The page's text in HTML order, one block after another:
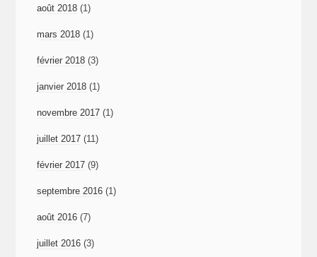
août 2018 (1)
mars 2018 (1)
février 2018 (3)
janvier 2018 (1)
novembre 2017 (1)
juillet 2017 (11)
février 2017 (9)
septembre 2016 (1)
août 2016 (7)
juillet 2016 (3)